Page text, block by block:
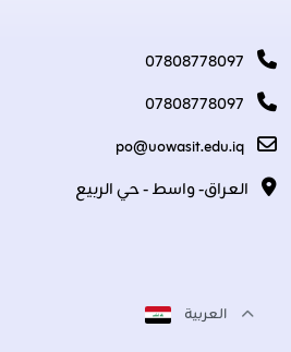
07808778097
07808778097
po@uowasit.edu.iq
العراق- واسط - حي الربيع
العربية